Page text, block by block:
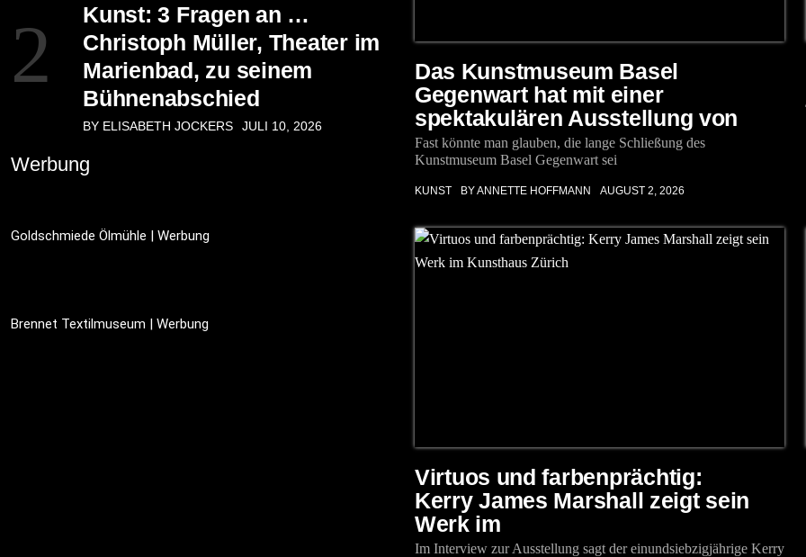
2
Kunst: 3 Fragen an …
Christoph Müller, Theater im
Marienbad, zu seinem
Bühnenabschied
BY ELISABETH JOCKERS JULI 10, 2026
Werbung
Goldschmiede Ölmühle | Werbung
Brennet Textilmuseum | Werbung
Das Kunstmuseum Basel
Gegenwart hat mit einer
spektakulären Ausstellung von
Fast könnte man glauben, die lange Schließung des
Kunstmuseum Basel Gegenwart sei
KUNST BY ANNETTE HOFFMANN AUGUST 2, 2026
Virtuos und farbenprächtig:
Kerry James Marshall zeigt sein
Werk im
Im Interview zur Ausstellung sagt der einundsiebzigjährige Kerry